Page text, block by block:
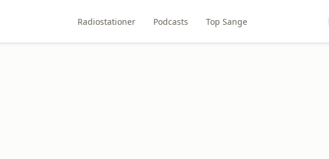
Radiostationer Podcasts Top Sange